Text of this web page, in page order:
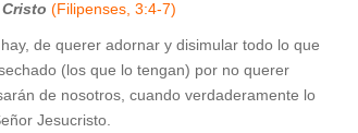
(Filipenses, 3:4-7)
de querer adornar y disimular todo lo que
(los que lo tengan) por no querer
de nosotros, cuando verdaderamente lo
Jesucristo.